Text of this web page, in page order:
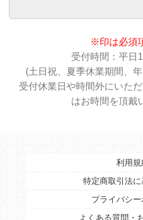
※印は必須
受付時間：平日
(土日祝、夏季休業期間、
受付休業日や時間外にいた
はお時間を頂戴
利用規
特定商取引法
プライバシ
よくある質問・